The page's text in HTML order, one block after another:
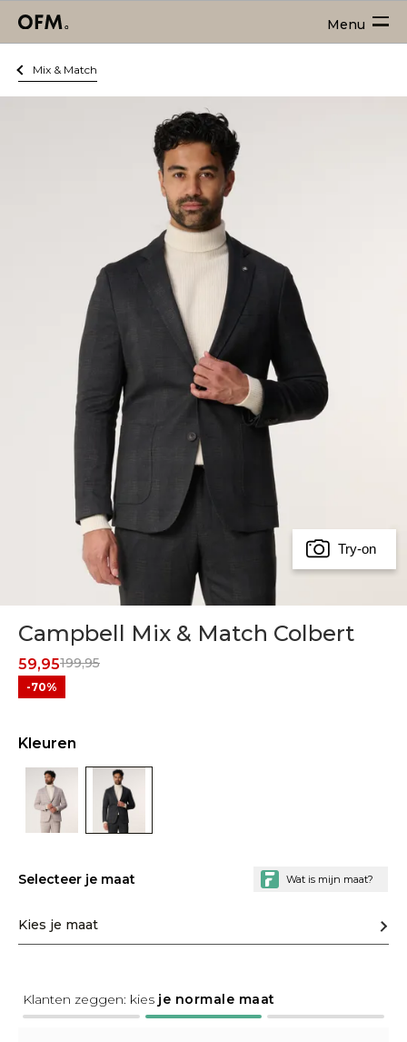
Menu
Mix & Match
Campbell Mix & Match Colbert
199,95
59,95
-70%
Kleuren
Selecteer je maat
Kies je maat
Klanten zeggen: kies je normale maat
Try-on